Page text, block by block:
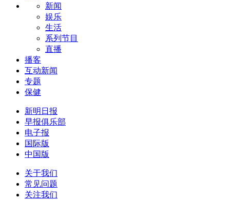
新闻
娱乐
生活
系列节目
直播
播客
互动新闻
专题
保健
新明日报
早报俱乐部
电子报
国际版
中国版
关于我们
常见问题
关注我们